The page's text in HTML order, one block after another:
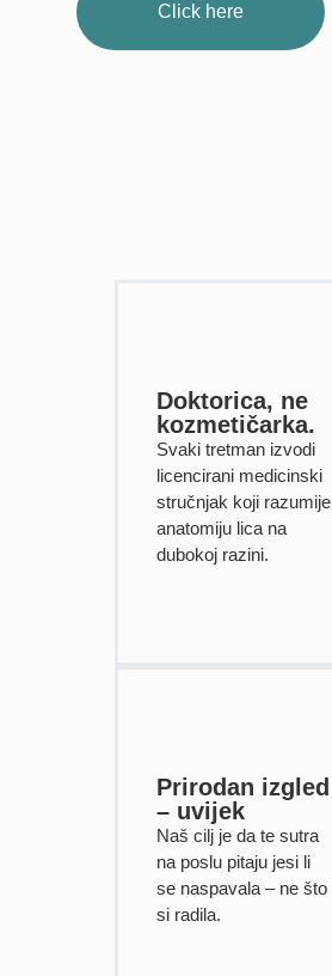
Click here
Doktorica, ne
kozmetičarka.
Svaki tretman izvodi
licencirani medicinski
stručnjak koji razumije
anatomiju lica na
dubokoj razini.
Prirodan izgled
– uvijek
Naš cilj je da te sutra
na poslu pitaju jesi li
se naspavala – ne što
si radila.